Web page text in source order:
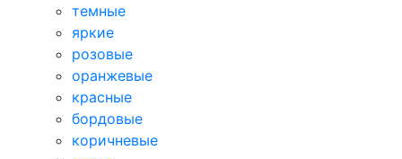
темные
яркие
розовые
оранжевые
красные
бордовые
коричневые